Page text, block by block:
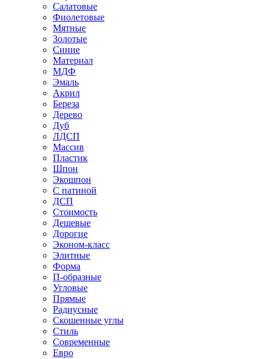
Салатовые
Фиолетовые
Мятные
Золотые
Синие
Материал
МДФ
Эмаль
Акрил
Береза
Дерево
Дуб
ЛДСП
Массив
Пластик
Шпон
Экошпон
С патиной
ДСП
Стоимость
Дешевые
Дорогие
Эконом-класс
Элитные
Форма
П-образные
Угловые
Прямые
Радиусные
Скошенные углы
Стиль
Современные
Евро